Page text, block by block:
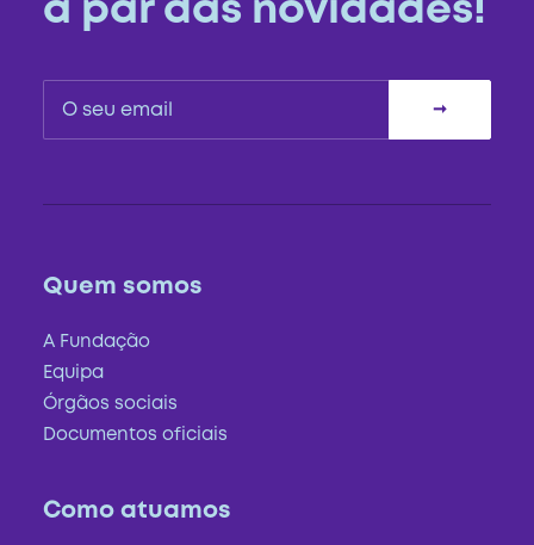
a par das novidades!
Quem somos
A Fundação
Equipa
Órgãos sociais
Documentos oficiais
Como atuamos